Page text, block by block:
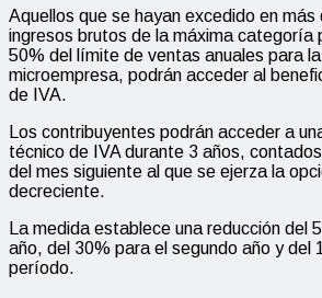
Aquellos que se hayan excedido en más
ingresos brutos de la máxima categoría
50% del límite de ventas anuales para
microempresa, podrán acceder al
de IVA.
Los contribuyentes podrán acceder a
técnico de IVA durante 3 años,
del mes siguiente al que se ejerza la
decreciente.
La medida establece una reducción del
año, del 30% para el segundo año y del
período.